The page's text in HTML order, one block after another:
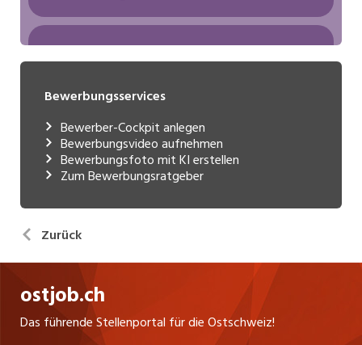
Bewerbungsservices
Bewerber-Cockpit anlegen
Bewerbungsvideo aufnehmen
Bewerbungsfoto mit KI erstellen
Zum Bewerbungsratgeber
Zurück
ostjob.ch
Das führende Stellenportal für die Ostschweiz!